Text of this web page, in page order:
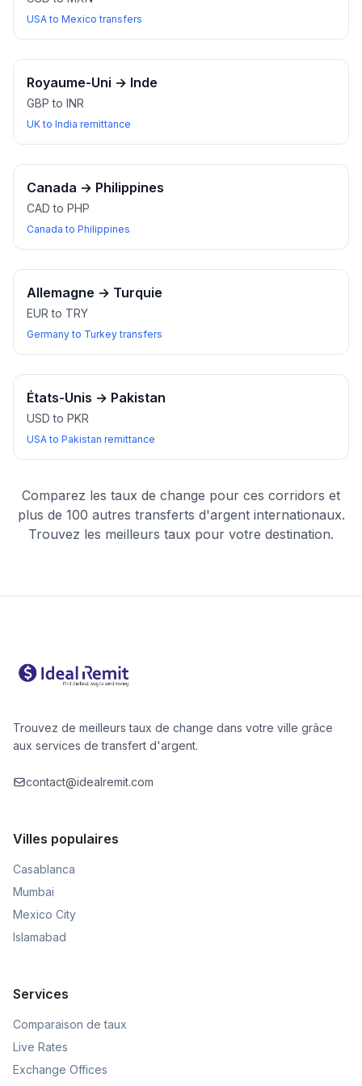
USA to Mexico transfers
Royaume-Uni → Inde
GBP to INR
UK to India remittance
Canada → Philippines
CAD to PHP
Canada to Philippines
Allemagne → Turquie
EUR to TRY
Germany to Turkey transfers
États-Unis → Pakistan
USD to PKR
USA to Pakistan remittance
Comparez les taux de change pour ces corridors et
plus de 100 autres transferts d'argent internationaux.
Trouvez les meilleurs taux pour votre destination.
Trouvez de meilleurs taux de change dans votre ville grâce
aux services de transfert d'argent.
contact@idealremit.com
Villes populaires
Casablanca
Mumbai
Mexico City
Islamabad
Services
Comparaison de taux
Live Rates
Exchange Offices